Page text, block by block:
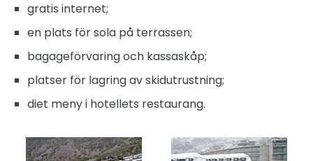
gratis internet;
en plats för sola på terrassen;
bagageförvaring och kassaskåp;
platser för lagring av skidutrustning;
diet meny i hotellets restaurang.